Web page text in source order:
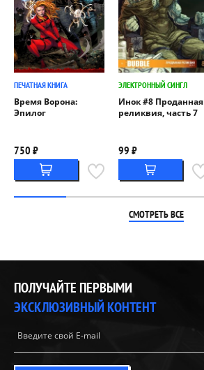
ПЕЧАТНАЯ КНИГА
Время Ворона:
Эпилог
750 ₽
ЭЛЕКТРОННЫЙ СИНГЛ
Инок #8 Проданная
реликвия, часть 7
99 ₽
СМОТРЕТЬ ВСЕ
ПОЛУЧАЙТЕ ПЕРВЫМИ
ЭКСКЛЮЗИВНЫЙ КОНТЕНТ